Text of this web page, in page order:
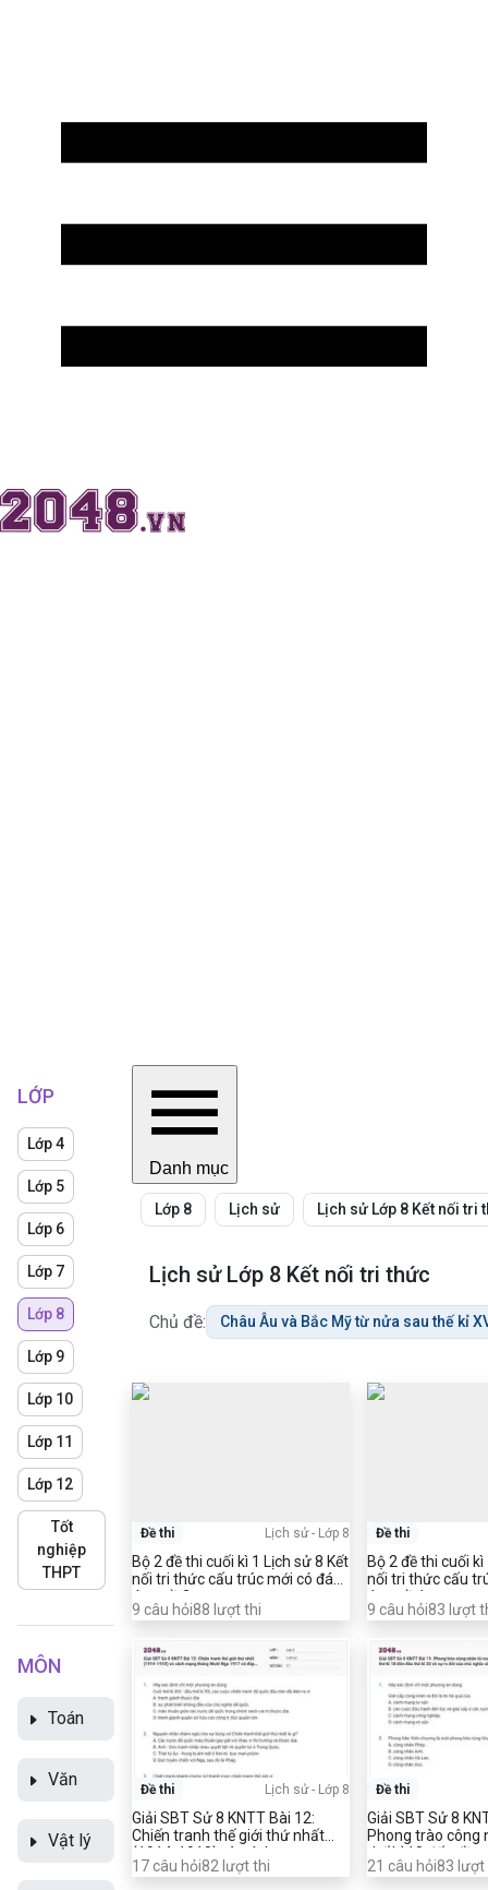
LỚP
Lớp 4
Lớp 5
Lớp 6
Lớp 7
Lớp 8
Lớp 9
Lớp 10
Lớp 11
Lớp 12
Tốt
nghiệp
THPT
MÔN
Toán
Văn
Vật lý
Danh mục
Lớp 8 Lịch sử Lịch sử Lớp 8 Kết nối tri
Lịch sử Lớp 8 Kết nối tri thức
Chủ đề: Châu Âu và Bắc Mỹ từ nửa sau thế kỉ
Đề thi Lịch sử- Lớp 8
Bộ 2 đề thi cuối kì 1 Lịch sử 8 Kết
nối tri thức cấu trúc mới có đáp
án - Đề 2
9 câu hỏi88 lượt thi
Đề thi
Bộ 2 đề thi cuối
nối tri thức cấu
án - Đề 1
9 câu hỏi83 lượt
Đề thi Lịch sử- Lớp 8
Giải SBT Sử 8 KNTT Bài 12:
Chiến tranh thế giới thứ nhất
(1914-1918) và cách mạng
tháng Mười Nga 1917 có đáp án
17 câu hỏi82 lượt thi
Đề thi
Giải SBT Sử 8
Phong trào công
thế kỉ 18 đến
ra đời của chủ
21 câu hỏi83